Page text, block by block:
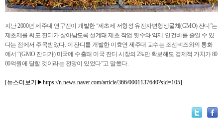
지난2000년 제주대 연구진이 개발한 ‘제초제 저항성 유전자변형생물체(GMO) 잔디’는
제초제를 써도 잔디가 살아남도록 설계돼 제초 작업 횟수와 약제·인건비를 줄일 수 있
다는 점에서 주목받았다. 이 잔디를 개발한 이효연 제주대 교수는 조선비즈와의 통화
에서 “(GMO 잔디가) 미국에 수출돼 미국 잔디 시장의 2%만 확보해도 경제적 가치가80
00억원에 달할 것이라는 전망이 있었다”고 말했다.
[뉴스더보기▶https://n.news.naver.com/article/366/0001137640?sid=105]